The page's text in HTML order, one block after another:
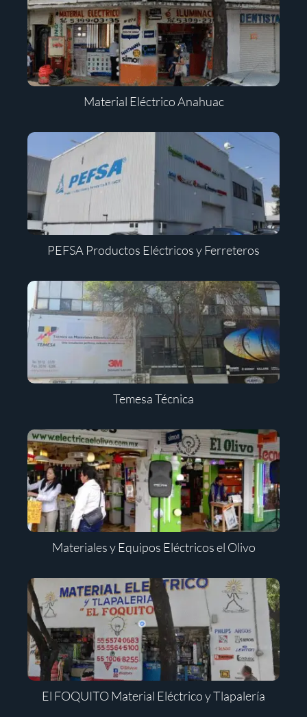
Material Eléctrico Anahuac
PEFSA Productos Eléctricos y Ferreteros
Temesa Técnica
Materiales y Equipos Eléctricos el Olivo
El FOQUITO Material Eléctrico y Tlapalería